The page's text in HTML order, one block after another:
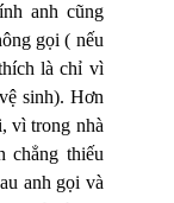
anh cũng
gọi ( nếu
là chỉ vì
sinh). Hơn
vì trong nhà
chẳng thiếu
anh gọi và